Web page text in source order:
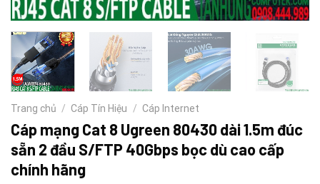
Trang chủ / Cáp Tín Hiệu / Cáp Internet
Cáp mạng Cat 8 Ugreen 80430 dài 1.5m đúc
sẵn 2 đầu S/FTP 40Gbps bọc dù cao cấp
chính hãng